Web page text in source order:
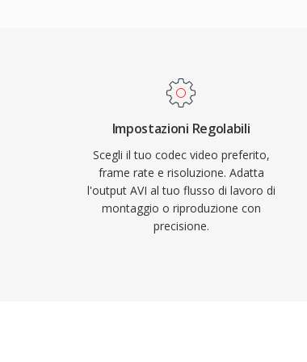
con
originale
sulla dimensione del
supporto nativo per
Le estensioni
Nonostante i
multimediali più
Impostazioni Regolabili
Scegli il tuo codec video preferito,
frame rate e risoluzione. Adatta
l'output AVI al tuo flusso di lavoro di
montaggio o riproduzione con
precisione.